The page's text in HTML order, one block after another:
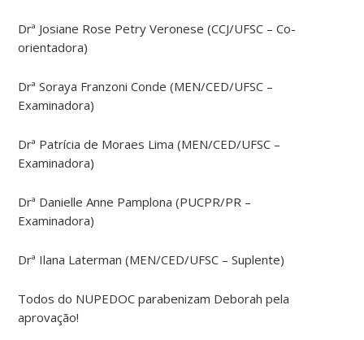
Drª Josiane Rose Petry Veronese (CCJ/UFSC – Co-
orientadora)
Drª Soraya Franzoni Conde (MEN/CED/UFSC –
Examinadora)
Drª Patrícia de Moraes Lima (MEN/CED/UFSC –
Examinadora)
Drª Danielle Anne Pamplona (PUCPR/PR –
Examinadora)
Drª Ilana Laterman (MEN/CED/UFSC – Suplente)
Todos do NUPEDOC parabenizam Deborah pela
aprovação!